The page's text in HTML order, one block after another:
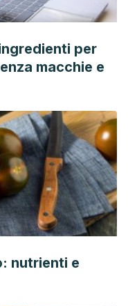
per
macchie e
nutrienti e